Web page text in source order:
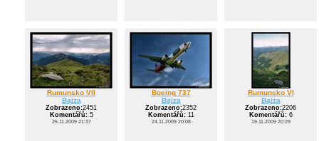
Rumunsko VII
Bajza
Zobrazeno:2451
Komentářů:5
25.11.2009 21:37
Boeing 737
Bajza
Zobrazeno:2352
Komentářů:11
24.11.2009 20:08
Rumunsko VI
Bajza
Zobrazeno:2206
Komentářů:6
19.11.2009 20:29